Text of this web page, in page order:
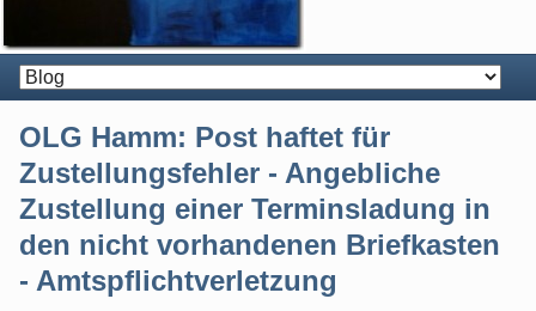
OLG Hamm: Post haftet für
Zustellungsfehler - Angebliche
Zustellung einer Terminsladung in
den nicht vorhandenen Briefkasten
- Amtspflichtverletzung